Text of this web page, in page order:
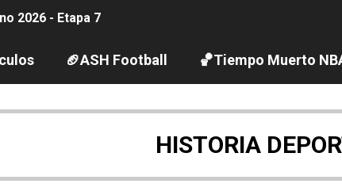
2026 - Etapa 7
en aguas abiertas 2026 (París, Francia) - Wellbrock y
saltos 2026 (París, Francia) - Bronce para Jorge y
2026
pentatlón moderno 2026 (Estambul, Turquía)
🏈ASH Football 🏀Tiempo Muerto
HISTORIA